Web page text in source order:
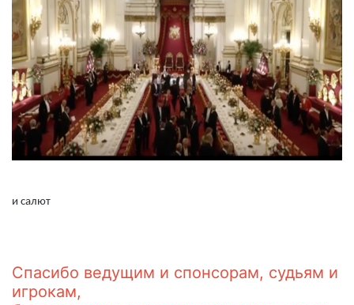
и салют
Спасибо ведущим и спонсорам, судьям и
игрокам,